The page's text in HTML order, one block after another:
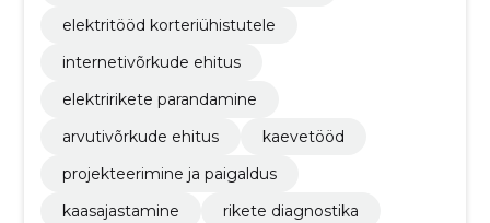
elektritööd korteriühistutele
internetivõrkude ehitus
elektririkete parandamine
arvutivõrkude ehitus
kaevetööd
projekteerimine ja paigaldus
kaasajastamine
rikete diagnostika